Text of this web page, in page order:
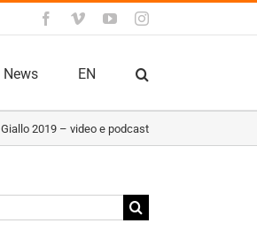
Facebook
VimeoYouTubeInstagram
News EN
Giallo 2019 – video e podcast